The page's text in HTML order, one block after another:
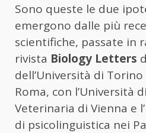
Sono queste le due
emergono dalle più
scientifiche, passate in
rivista Biology Letters
dell’Università di
Roma, con l’Università
Veterinaria di Vienna e
di psicolinguistica nei